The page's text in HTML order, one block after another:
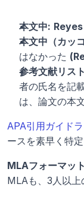
本文中:
本文中（カッ
はなかった
参考文献リス
者の氏名を記
は、論文の本
APA引用ガイド
ースを素早く特
MLAフォーマット
MLAも、3人以上